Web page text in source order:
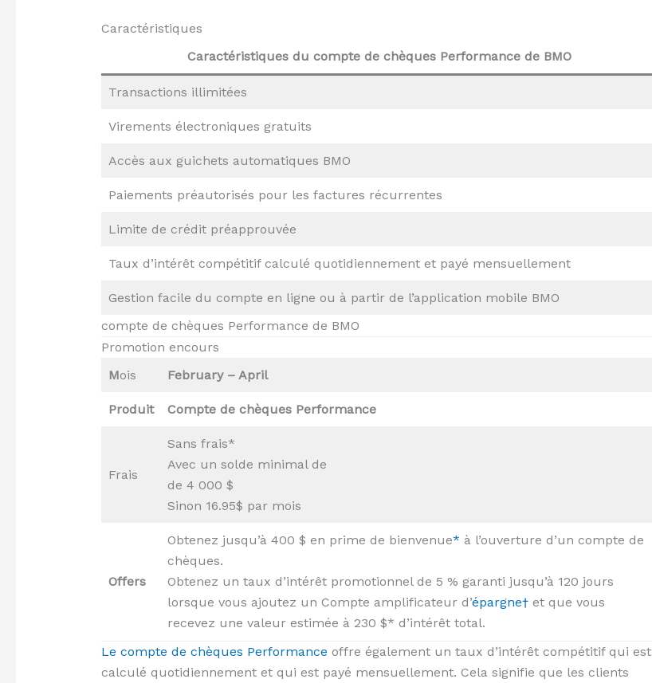
Caractéristiques
Caractéristiques du compte de chèques Performance de BMO
Transactions illimitées
Virements électroniques gratuits
Accès aux guichets automatiques BMO
Paiements préautorisés pour les factures récurrentes
Limite de crédit préapprouvée
Taux d’intérêt compétitif calculé quotidiennement et payé mensuellement
Gestion facile du compte en ligne ou à partir de l’application mobile BMO
compte de chèques Performance de BMO
Promotion encours
Mois February – April
Produit Compte de chèques Performance
Frais
Sans frais*
Avec un solde minimal de
de 4 000 $
Sinon 16.95$ par mois
Offers
Obtenez jusqu’à 400 $ en prime de bienvenue* à l’ouverture d’un compte de
chèques.
Obtenez un taux d’intérêt promotionnel de 5 % garanti jusqu’à 120 jours
lorsque vous ajoutez un Compte amplificateur d’épargne†et que vous
recevez une valeur estimée à 230 $* d’intérêt total.
Le compte de chèques Performance offre également un taux d’intérêt compétitif qui est
calculé quotidiennement et qui est payé mensuellement. Cela signifie que les clients